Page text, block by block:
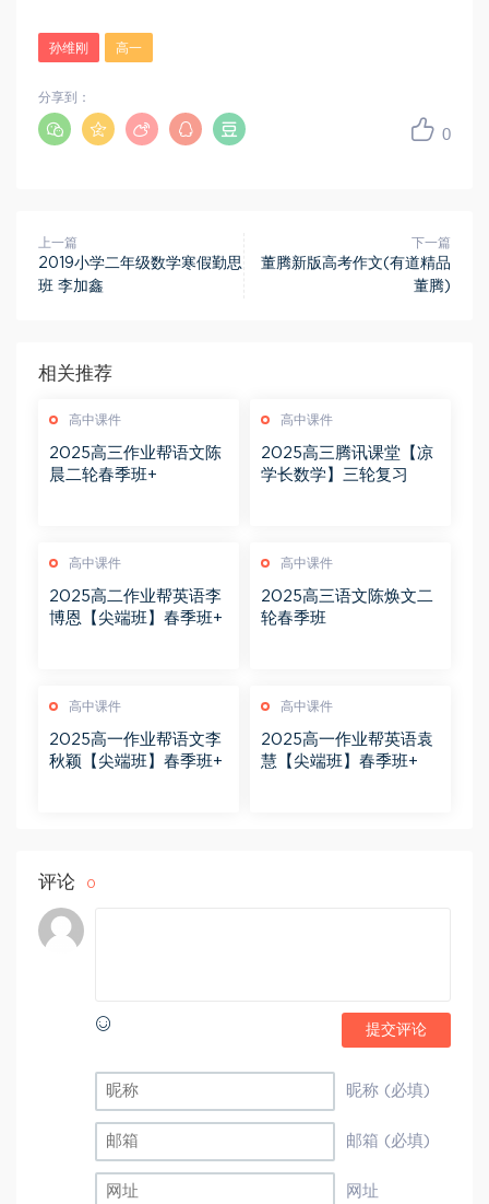
孙维刚 高一
0
分享到：
上一篇
2019小学二年级数学寒假勤思
班 李加鑫
下一篇
董腾新版高考作文(有道精品
董腾)
相关推荐
高中课件
2025高三作业帮语文陈
晨二轮春季班+
高中课件
2025高三腾讯课堂【凉
学长数学】三轮复习
高中课件
2025高二作业帮英语李
博恩【尖端班】春季班+
高中课件
2025高三语文陈焕文二
轮春季班
高中课件
2025高一作业帮语文李
秋颖【尖端班】春季班+
高中课件
2025高一作业帮英语袁
慧【尖端班】春季班+
评论 0
提交评论
昵称 (必填)
邮箱 (必填)
网址